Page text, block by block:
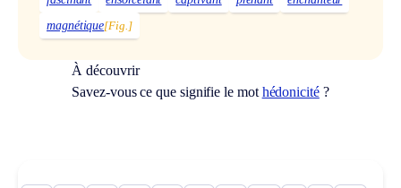
magnétique[Fig.]
À découvrir
Savez-vous ce que signifie le mot hédonicité?